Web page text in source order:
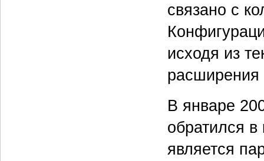
связано с
исходя из
В январе
обратился
является